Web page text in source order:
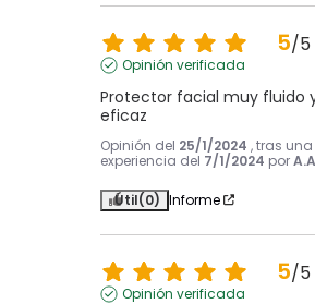
5/5
Opinión verificada
Protector facial muy fluido
eficaz
Opinión del 25/1/2024 , tras una
experiencia del 7/1/2024 por
Útil(0) Informe
5/5
Opinión verificada